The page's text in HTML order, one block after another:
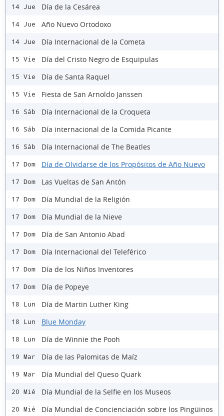
14 Jue Día de la Cesárea
14 Jue Año Nuevo Ortodoxo
14 Jue Día Internacional de la Cometa
15 Vie Día del Cristo Negro de Esquipulas
15 Vie Día de Santa Raquel
15 Vie Fiesta de San Arnoldo Janssen
16 Sáb Día Internacional de la Croqueta
16 Sáb Día internacional de la Comida Picante
16 Sáb Día Internacional de The Beatles
17 Dom Día de Olvidarse de los Propósitos de Año Nuevo
17 Dom Las Vueltas de San Antón
17 Dom Día Mundial de la Religión
17 Dom Día Mundial de la Nieve
17 Dom Día de San Antonio Abad
17 Dom Día Internacional del Teleférico
17 Dom Día de los Niños Inventores
17 Dom Día de Popeye
18 Lun Día de Martin Luther King
18 Lun Blue Monday
18 Lun Día de Winnie the Pooh
19 Mar Día de las Palomitas de Maíz
19 Mar Día Mundial del Queso Quark
20 Mié Día Mundial de la Selfie en los Museos
20 Mié Día Mundial de Concienciación sobre los Pingüinos